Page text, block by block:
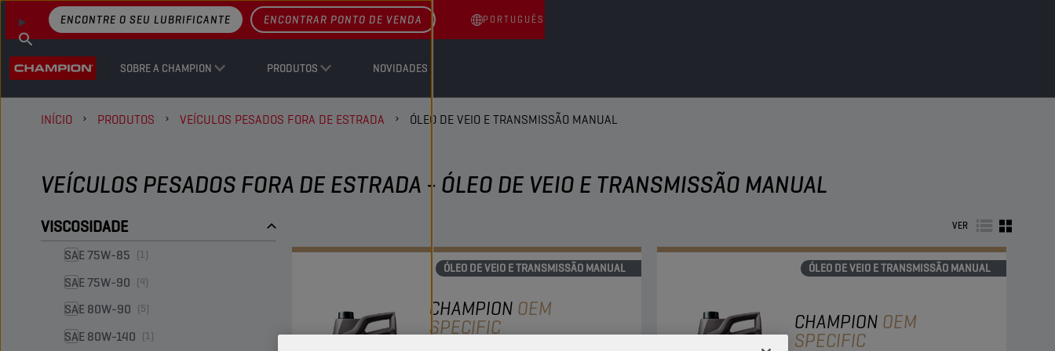
SOBRE A CHAMPION PRODUTOS NOVIDADES
ENCONTRE O SEU LUBRIFICANTE ENCONTRAR PONTO DE VENDA PORTUGUÊS
INÍCIO PRODUTOS VEÍCULOS PESADOS FORA DE ESTRADA ÓLEO DE VEIO E TRANSMISSÃO MANUAL
VEÍCULOS PESADOS FORA DE ESTRADA - ÓLEO DE VEIO E TRANSMISSÃO MANUAL
VISCOSIDADE
SAE 75W-85 (1)
SAE 75W-90 (4)
SAE 80W-90 (5)
SAE 80W-140 (1)
VER
ÓLEO DE VEIO E TRANSMISSÃO MANUAL
CHAMPION OEM
SPECIFIC
ÓLEO DE VEIO E TRANSMISSÃO MANUAL
CHAMPION OEM
SPECIFIC